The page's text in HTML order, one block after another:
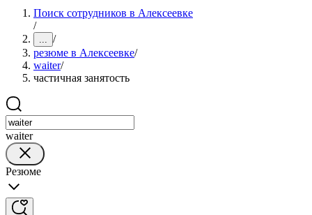
Поиск сотрудников в Алексеевке
/
... /
резюме в Алексеевке/
waiter/
частичная занятость
waiter
Резюме